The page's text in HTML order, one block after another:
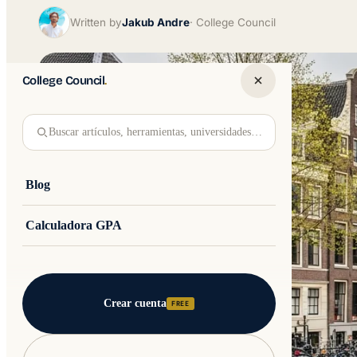
College Council.
Buscar artículos, herramientas, universidades…
Blog
Calculadora GPA
Crear cuenta FREE
Written byJakub Andre College Council